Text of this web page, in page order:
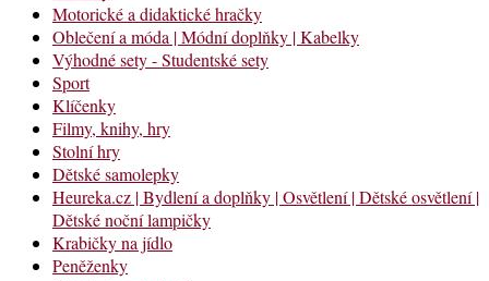
Motorické a didaktické hračky
Oblečení a móda | Módní doplňky | Kabelky
Výhodné sety - Studentské sety
Sport
Klíčenky
Filmy, knihy, hry
Stolní hry
Dětské samolepky
Heureka.cz | Bydlení a doplňky | Osvětlení | Dětské osvětlení |
Dětské noční lampičky
Krabičky na jídlo
Peněženky